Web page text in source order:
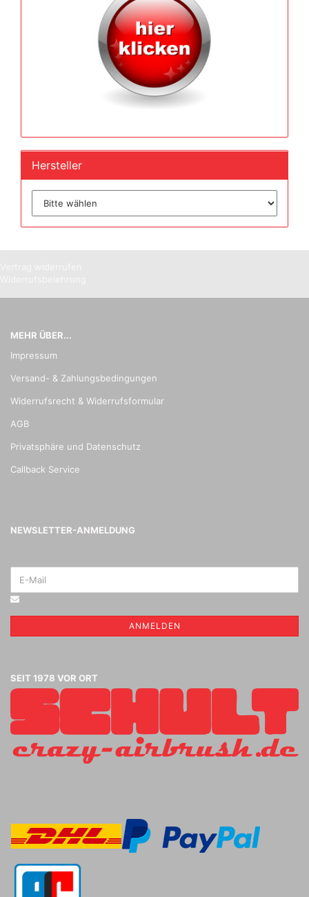
Hersteller
MEHR ÜBER...
Impressum
Versand- & Zahlungsbedingungen
Widerrufsrecht & Widerrufsformular
AGB
Privatsphäre und Datenschutz
Callback Service
NEWSLETTER-ANMELDUNG
ANMELDEN
SEIT 1978 VOR ORT